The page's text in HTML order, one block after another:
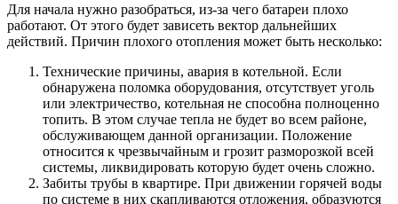
Для начала нужно разобраться, из-за чего батареи плохо
работают. От этого будет зависеть вектор дальнейших
действий. Причин плохого отопления может быть несколько:
Технические причины, авария в котельной. Если
обнаружена поломка оборудования, отсутствует уголь
или электричество, котельная не способна полноценно
топить. В этом случае тепла не будет во всем районе,
обслуживающем данной организации. Положение
относится к чрезвычайным и грозит разморозкой всей
системы, ликвидировать которую будет очень сложно.
Забиты трубы в квартире. При движении горячей воды
по системе в них скапливаются отложения, образуются